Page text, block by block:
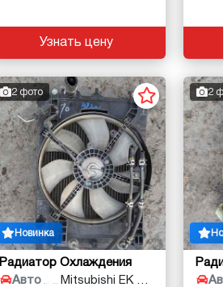
Узнать цену
2 фото
Новинка
Радиатор Охлаждения
Авто
2